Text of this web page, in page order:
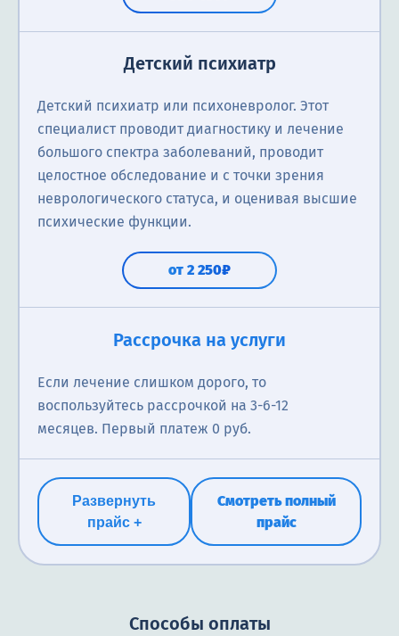
Детский психиатр
Детский психиатр или психоневролог. Этот
специалист проводит диагностику и лечение
большого спектра заболеваний, проводит
целостное обследование и с точки зрения
неврологического статуса, и оценивая высшие
психические функции.
от 2 250₽
выдачей рекомендаций по профилактике,
диагностике, лечению психических заболеваний и
расстройств психики. С помощью
квалифицированного специалиста вы сможете
смягчить и вылечить такие отклонения, как
шизофрения, панические атаки, депрессия,
патологические страхи, неврозы и многие другие.
Рассрочка на услуги
Если лечение слишком дорого, то
воспользуйтесь рассрочкой на 3-6-12
месяцев. Первый платеж 0 руб.
Развернуть
прайс +
Смотреть полный
прайс
Способы оплаты